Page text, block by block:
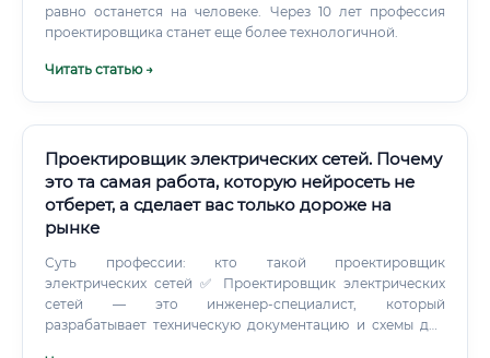
равно останется на человеке. Через 10 лет профессия
проектировщика станет еще более технологичной.
Читать статью →
Проектировщик электрических сетей. Почему
это та самая работа, которую нейросеть не
отберет, а сделает вас только дороже на
рынке
Суть профессии: кто такой проектировщик
электрических сетей ✅ Проектировщик электрических
сетей — это инженер-специалист, который
разрабатывает техническую документацию и схемы для